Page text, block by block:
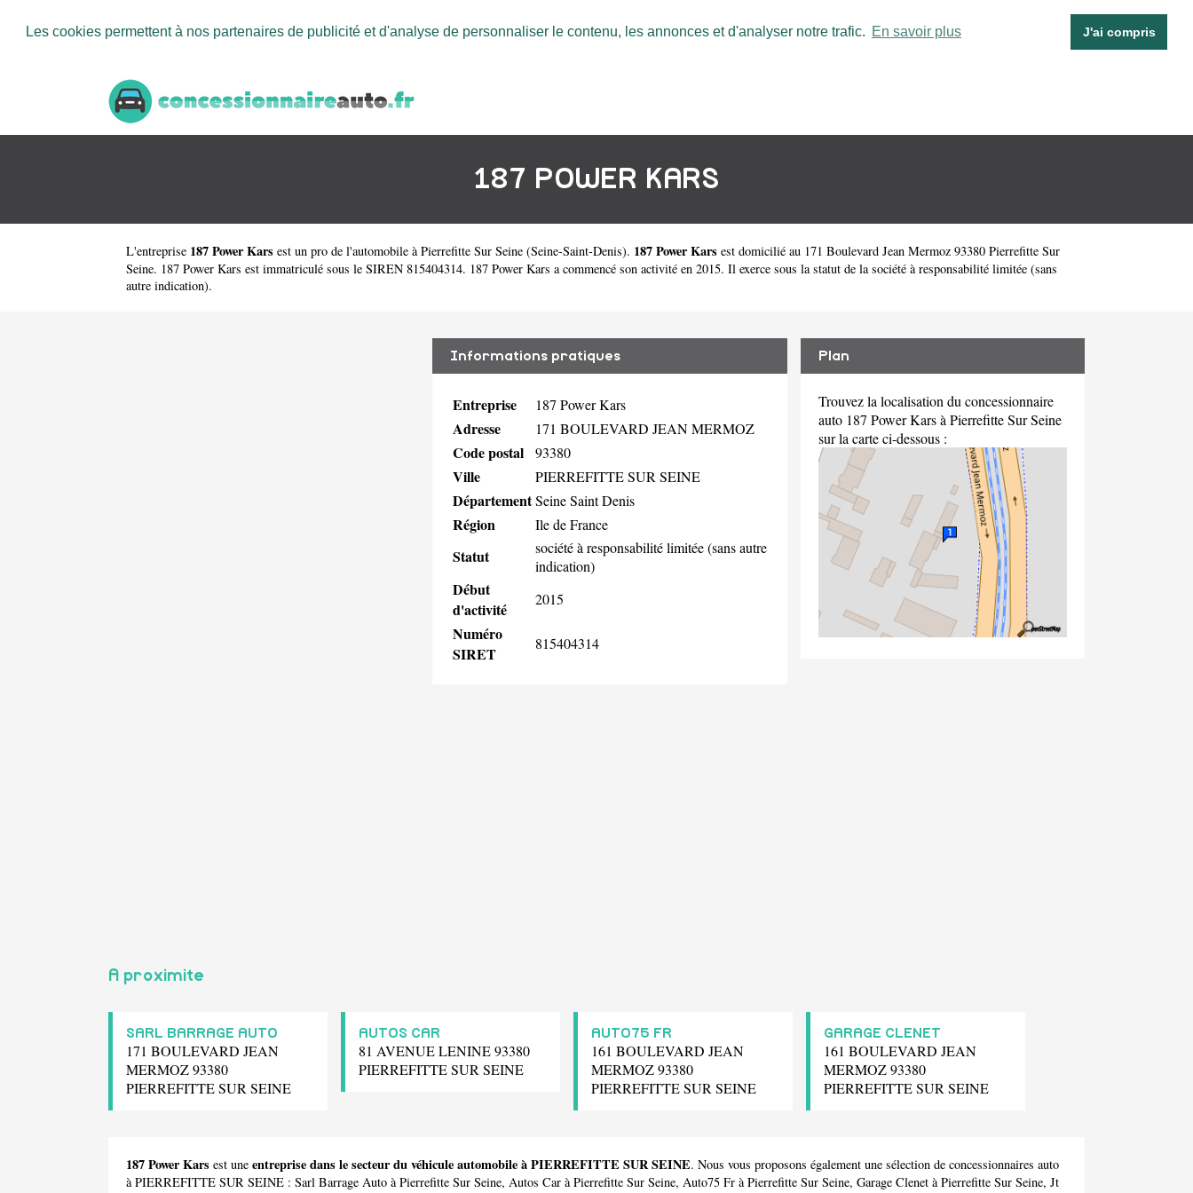
Les cookies permettent à nos partenaires de publicité et d'analyse de personnaliser le contenu, les annonces et d'analyser notre trafic. En savoir plus J'ai compris
187 POWER KARS
L'entreprise 187 Power Kars est un pro de l'automobile à Pierrefitte Sur Seine (Seine-Saint-Denis). 187 Power Kars est domicilié au 171 Boulevard Jean Mermoz 93380 Pierrefitte Sur
Seine. 187 Power Kars est immatriculé sous le SIREN 815404314. 187 Power Kars a commencé son activité en 2015. Il exerce sous la statut de la société à responsabilité limitée (sans
autre indication).
Informations pratiques
Entreprise 187 Power Kars
Adresse 171 BOULEVARD JEAN MERMOZ
Code postal 93380
Ville PIERREFITTE SUR SEINE
DépartementSeine Saint Denis
Région Ile de France
Statut
société à responsabilité limitée (sans autre
indication)
Début
d'activité
2015
Numéro
SIRET
815404314
Plan
Trouvez la localisation du concessionnaire
auto 187 Power Kars à Pierrefitte Sur Seine
sur la carte ci-dessous :
A proximite
SARL BARRAGE AUTO
171 BOULEVARD JEAN
MERMOZ 93380
PIERREFITTE SUR SEINE
AUTOS CAR
81 AVENUE LENINE 93380
PIERREFITTE SUR SEINE
AUTO75 FR
161 BOULEVARD JEAN
MERMOZ 93380
PIERREFITTE SUR SEINE
GARAGE CLENET
161 BOULEVARD JEAN
MERMOZ 93380
PIERREFITTE SUR SEINE
187 Power Kars est une entreprise dans le secteur du véhicule automobile à PIERREFITTE SUR SEINE. Nous vous proposons également une sélection de concessionnaires auto
à PIERREFITTE SUR SEINE : Sarl Barrage Auto à Pierrefitte Sur Seine, Autos Car à Pierrefitte Sur Seine, Auto75 Fr à Pierrefitte Sur Seine, Garage Clenet à Pierrefitte Sur Seine, Jt